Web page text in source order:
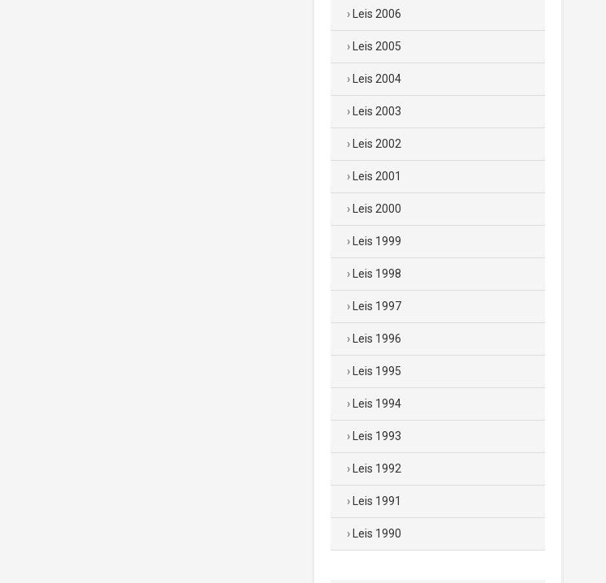
Leis 2006
Leis 2005
Leis 2004
Leis 2003
Leis 2002
Leis 2001
Leis 2000
Leis 1999
Leis 1998
Leis 1997
Leis 1996
Leis 1995
Leis 1994
Leis 1993
Leis 1992
Leis 1991
Leis 1990